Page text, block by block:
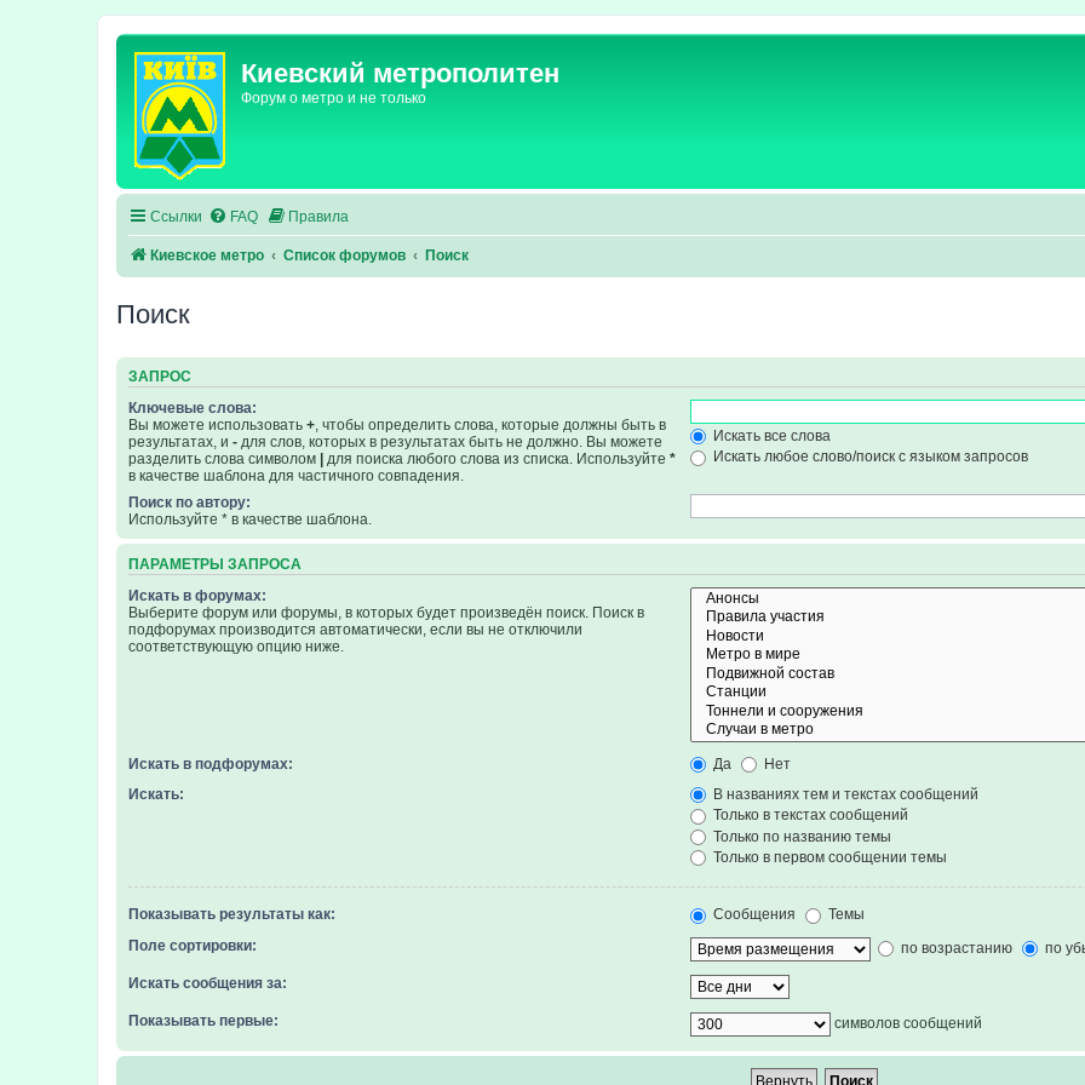
Киевский метрополитен
Форум о метро и не только
Ссылки FAQ Правила
Киевское метро Список форумов Поиск
Поиск
ЗАПРОС
Ключевые слова:
Вы можете использовать +, чтобы определить слова, которые должны быть в
результатах, и - для слов, которых в результатах быть не должно. Вы можете
разделить слова символом
для поиска любого слова из списка. Используйте *
в качестве шаблона для частичного совпадения.
Искать все слова
Искать любое слово/поиск с языком запросов
Поиск по автору:
Используйте * в качестве шаблона.
ПАРАМЕТРЫ ЗАПРОСА
Искать в форумах:
Выберите форум или форумы, в которых будет произведён поиск. Поиск в
подфорумах производится автоматически, если вы не отключили
соответствующую опцию ниже.
Искать в подфорумах: Да
Нет
Искать:
В названиях тем и текстах сообщений
Только в текстах сообщений
Только по названию темы
Только в первом сообщении темы
Показывать результаты как: Сообщения
Темы
Поле сортировки:
по возрастанию по
Искать сообщения за:
Показывать первые: символов сообщений